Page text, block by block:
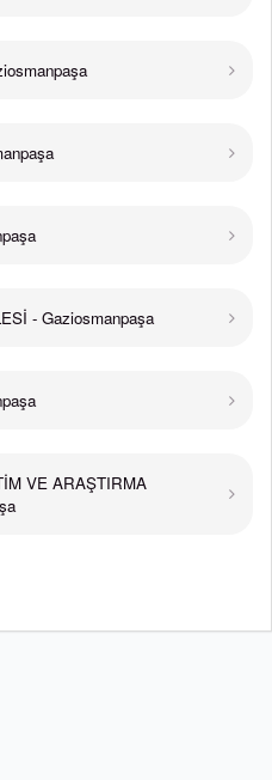
- Gaziosmanpaşa
VE ARAŞTIRMA